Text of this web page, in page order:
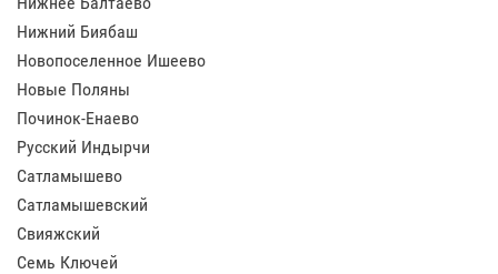
Нижний Биябаш
Новопоселенное Ишеево
Новые Поляны
Починок-Енаево
Русский Индырчи
Сатламышево
Сатламышевский
Свияжский
Семь Ключей